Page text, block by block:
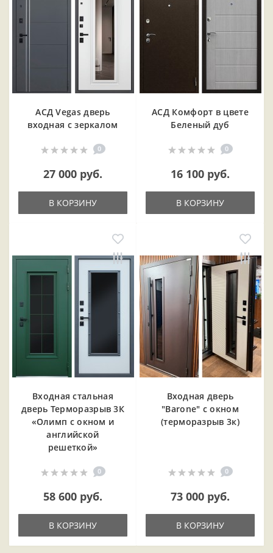
АСД Vegas дверь
входная с зеркалом
0
27 000 руб.
В КОРЗИНУ
АСД Комфорт в цвете
Беленый дуб
0
16 100 руб.
В КОРЗИНУ
Входная cтальная
дверь Терморазрыв 3К
«Олимп с окном и
английской
решеткой»
0
58 600 руб.
В КОРЗИНУ
Входная дверь
"Barone" с окном
(терморазрыв 3к)
0
73 000 руб.
В КОРЗИНУ